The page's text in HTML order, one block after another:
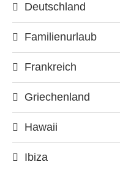
Deutschland
Familienurlaub
Frankreich
Griechenland
Hawaii
Ibiza